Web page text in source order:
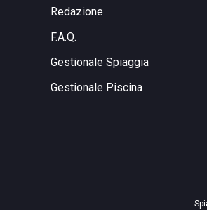
Redazione
F.A.Q.
Gestionale Spiaggia
Gestionale Piscina